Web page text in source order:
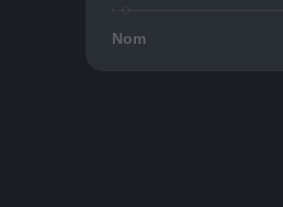
Nom